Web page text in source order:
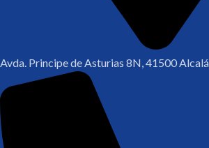
Avda. Principe de Asturias 8N, 41500